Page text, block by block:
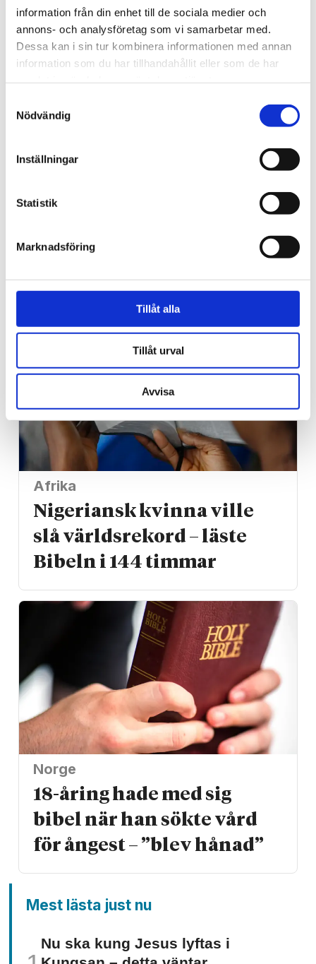
information från din enhet till de sociala medier och
annons- och analysföretag som vi samarbetar med.
Dessa kan i sin tur kombinera informationen med annan
information som du har tillhandahållit eller som de har
Nödvändig
Inställningar
Statistik
Marknadsföring
Tillåt alla
Tillåt urval
Avvisa
Regeringen
blivit utsedd till Sveriges
ambassadör i Libanon
Afrika
Nigeriansk kvinna ville
slå världs­rekord – läste
Bibeln i 144 timmar
Norge
18-åring hade med sig
bibel när han sökte vård
för ångest – ”blev hånad”
Mest lästa just nu
Nu ska kung Jesus lyftas i